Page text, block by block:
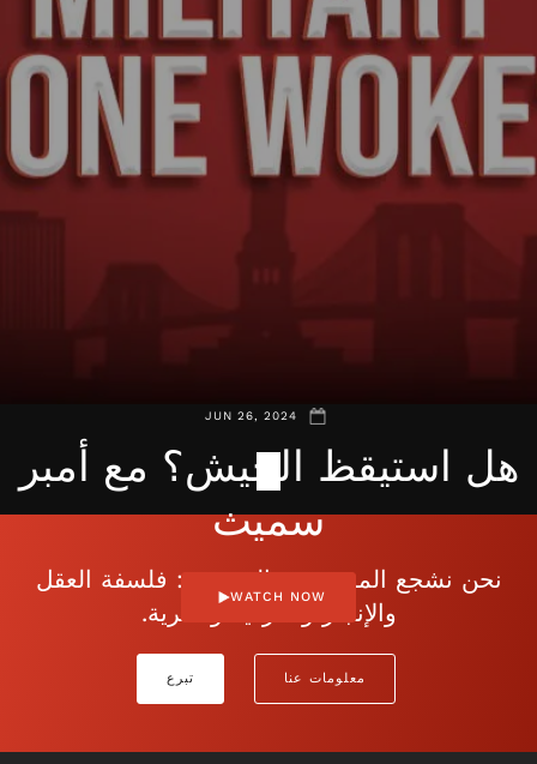
JUN 26, 2024
هل استيقظ الجيش؟ مع أمبر
سميث
WATCH NOW
نحن نشجع الموضوعية المفتوحة: فلسفة العقل
والإنجاز والفردية والحرية.
معلومات عنا تبرع